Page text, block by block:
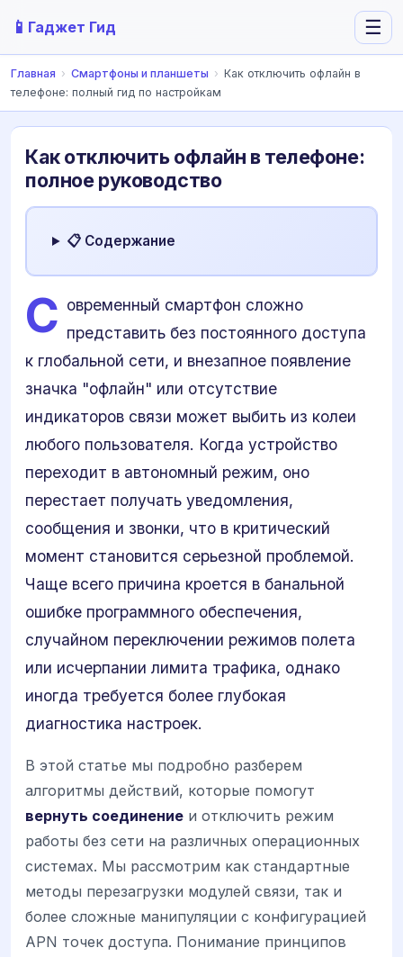
📱 Гаджет Гид ☰
Главная › Смартфоны и планшеты › Как отключить офлайн в
телефоне: полный гид по настройкам
Как отключить офлайн в телефоне:
полное руководство
📋 Содержание
С овременный смартфон сложно
представить без постоянного доступа
к глобальной сети, и внезапное появление
значка "офлайн" или отсутствие
индикаторов связи может выбить из колеи
любого пользователя. Когда устройство
переходит в автономный режим, оно
перестает получать уведомления,
сообщения и звонки, что в критический
момент становится серьезной проблемой.
Чаще всего причина кроется в банальной
ошибке программного обеспечения,
случайном переключении режимов полета
или исчерпании лимита трафика, однако
иногда требуется более глубокая
диагностика настроек.
В этой статье мы подробно разберем
алгоритмы действий, которые помогут
вернуть соединение и отключить режим
работы без сети на различных операционных
системах. Мы рассмотрим как стандартные
методы перезагрузки модулей связи, так и
более сложные манипуляции с конфигурацией
APN точек доступа. Понимание принципов